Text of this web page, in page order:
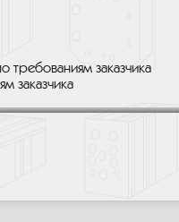
требованиям заказчика
заказчика